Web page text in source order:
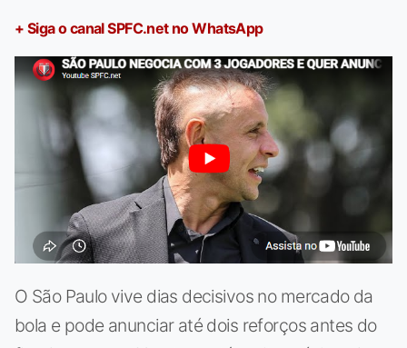
+ Siga o canal SPFC.net no WhatsApp
O São Paulo vive dias decisivos no mercado da
bola e pode anunciar até dois reforços antes do